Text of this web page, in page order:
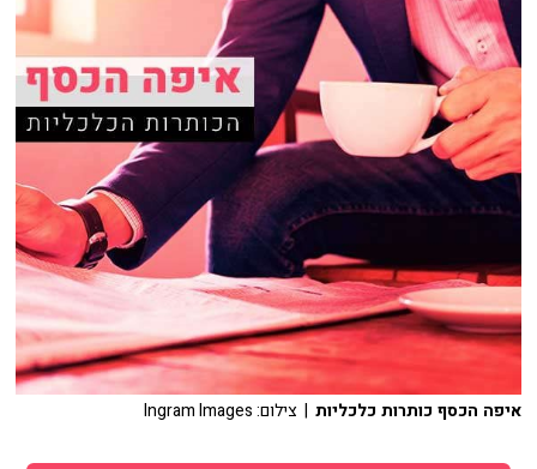
איפה הכסף כותרות כלכליות | צילום: Ingram Images